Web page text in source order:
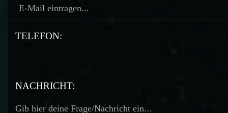
TELEFON:
TELEFON:
NACHRICHT: